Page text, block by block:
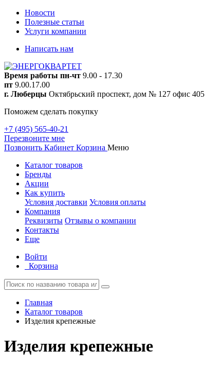
Новости
Полезные статьи
Услуги компании
Написать нам
Время работы пн-чт 9.00 - 17.30
пт 9.00.17.00
г. Люберцы Октябрьский проспект, дом № 127 офис 405
Поможем сделать покупку
+7 (495) 565-40-21
Перезвоните мне
Позвонить Кабинет Корзина Меню
Каталог товаров
Бренды
Акции
Как купить
Условия доставки Условия оплаты
Компания
Реквизиты Отзывы о компании
Контакты
Еще
Войти
Корзина
Главная
Каталог товаров
Изделия крепежные
Изделия крепежные